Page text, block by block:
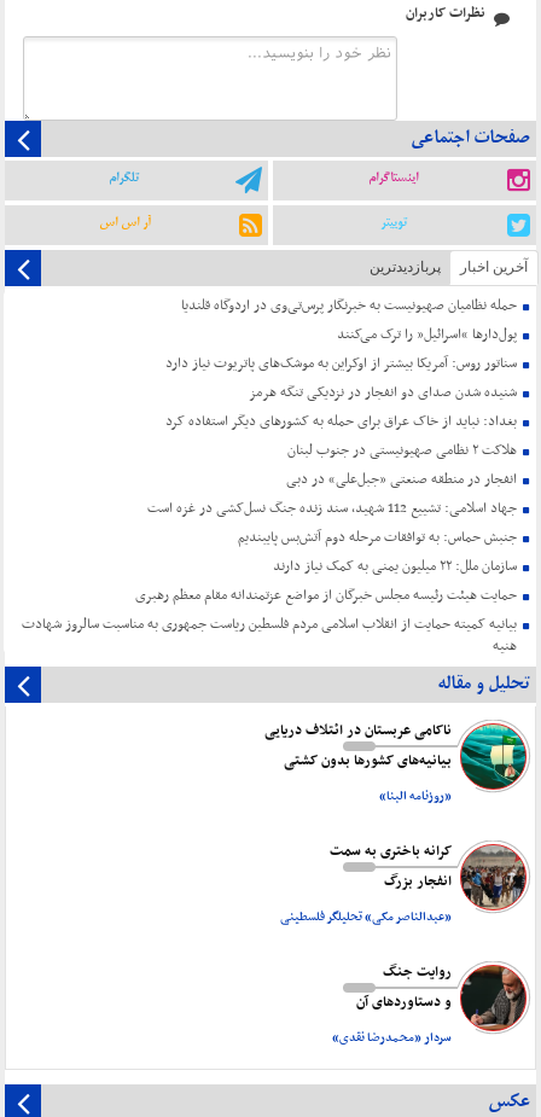
نظرات کاربران
صفحات اجتماعی
اینستاگرام تلگرام
توییتر آر اس اس
آخرین اخبار پربازدیدترین
حمله نظامیان صهیونیست به خبرنگار پرس‌تی‌وی در اردوگاه قلندیا
پول‌دارها “اسرائیل” را ترک می‌کنند
سناتور روس: آمریکا بیشتر از اوکراین به موشک‌های پاتریوت نیاز دارد
شنیده شدن صدای دو انفجار در نزدیکی تنگه هرمز
بغداد: نباید از خاک عراق برای حمله به کشورهای دیگر استفاده کرد
هلاکت ۲ نظامی صهیونیستی در جنوب لبنان
انفجار در منطقه صنعتی «جبل‌علی» در دبی
جهاد اسلامی: تشییع 112 شهید، سند زنده جنگ نسل‌کشی در غزه است
جنبش حماس: به توافقات مرحله دوم آتش‌بس پایبندیم
سازمان ملل: ۲۲ میلیون یمنی به کمک نیاز دارند
حمایت هیئت رئیسه مجلس خبرگان از مواضع عزتمندانه مقام معظم رهبری
بیانیه کمیته حمایت از انقلاب اسلامی مردم فلسطین ریاست جمهوری به مناسبت سالروز شهادت
هنیه
تحلیل و مقاله
ناکامی عربستان در ائتلاف دریایی
بیانیه‌های کشورها بدون کشتی
«روزنامه البنا»
کرانه باختری به سمت
انفجار بزرگ
«عبدالناصر مکی» تحلیلگر فلسطینی
روایت جنگ
و دستاورد‌های آن
سردار «محمدرضا نقدی»
عکس